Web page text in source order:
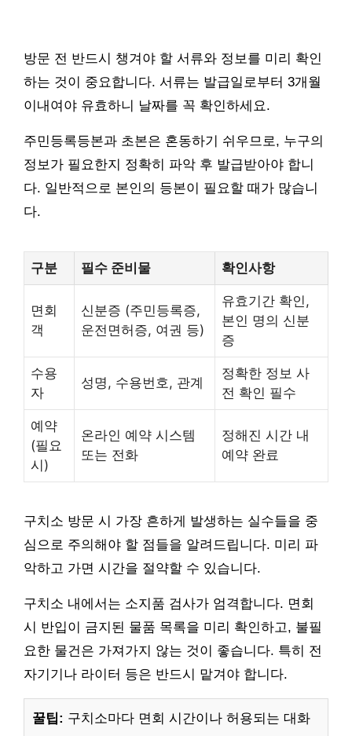
방문 전 반드시 챙겨야 할 서류와 정보를 미리 확인
하는 것이 중요합니다. 서류는 발급일로부터 3개월
이내여야 유효하니 날짜를 꼭 확인하세요.
주민등록등본과 초본은 혼동하기 쉬우므로, 누구의
정보가 필요한지 정확히 파악 후 발급받아야 합니
다. 일반적으로 본인의 등본이 필요할 때가 많습니
다.
구분 필수 준비물 확인사항
면회
객
신분증 (주민등록증,
운전면허증, 여권 등)
유효기간 확인,
본인 명의 신분
증
수용
자
성명, 수용번호, 관계
정확한 정보 사
전 확인 필수
예약
(필요
시)
온라인 예약 시스템
또는 전화
정해진 시간 내
예약 완료
구치소 방문 시 가장 흔하게 발생하는 실수들을 중
심으로 주의해야 할 점들을 알려드립니다. 미리 파
악하고 가면 시간을 절약할 수 있습니다.
구치소 내에서는 소지품 검사가 엄격합니다. 면회
시 반입이 금지된 물품 목록을 미리 확인하고, 불필
요한 물건은 가져가지 않는 것이 좋습니다. 특히 전
자기기나 라이터 등은 반드시 맡겨야 합니다.
꿀팁: 구치소마다 면회 시간이나 허용되는 대화